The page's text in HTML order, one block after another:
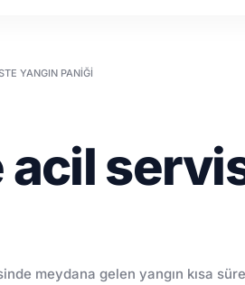
YANGIN PANIĞI
meydana gelen yangın kısa